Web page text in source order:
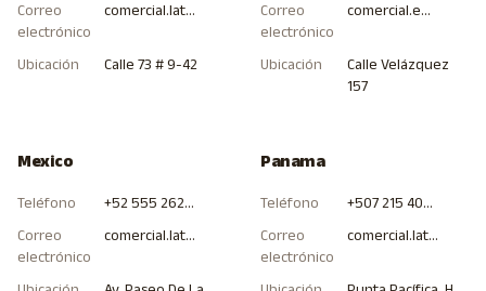
Correo
electrónico
comercial.latam.col@hitcommunications.com
Ubicación Calle 73 # 9-42
Correo
electrónico
comercial.europa.esp@hitcommunications.com
Ubicación
Calle Velázquez
157
Mexico
Teléfono
+52 555 262 9905
Correo
electrónico
comercial.latam.mex@hitcommunications.com
Panama
Teléfono
+507 215 4000
Correo
electrónico
comercial.latam.pan@hitcommunications.com